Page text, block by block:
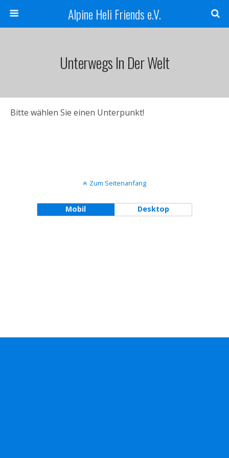
Alpine Heli Friends e.V.
Unterwegs In Der Welt
Bitte wählen Sie einen Unterpunkt!
Zum Seitenanfang
Mobil Desktop